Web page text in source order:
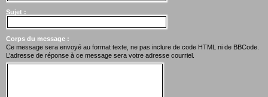
Sujet :
Corps du message :
Ce message sera envoyé au format texte, ne pas inclure de code HTML ni de BBCode.
L’adresse de réponse à ce message sera votre adresse courriel.